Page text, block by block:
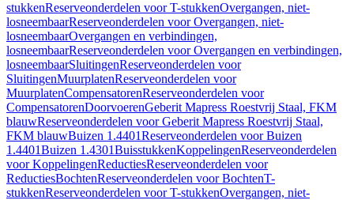
stukkenReserveonderdelen voor T-stukkenOvergangen, niet-
losneembaarReserveonderdelen voor Overgangen, niet-
losneembaarOvergangen en verbindingen,
losneembaarReserveonderdelen voor Overgangen en verbindingen,
losneembaarSluitingenReserveonderdelen voor
SluitingenMuurplatenReserveonderdelen voor
MuurplatenCompensatorenReserveonderdelen voor
CompensatorenDoorvoerenGeberit Mapress Roestvrij Staal, FKM
blauwReserveonderdelen voor Geberit Mapress Roestvrij Staal,
FKM blauwBuizen 1.4401Reserveonderdelen voor Buizen
1.4401Buizen 1.4301BuisstukkenKoppelingenReserveonderdelen
voor KoppelingenReductiesReserveonderdelen voor
ReductiesBochtenReserveonderdelen voor BochtenT-
stukkenReserveonderdelen voor T-stukkenOvergangen, niet-